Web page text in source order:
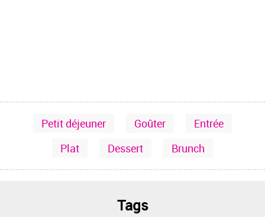
Petit déjeuner Goûter
Entrée
Plat
Dessert Brunch
Tags